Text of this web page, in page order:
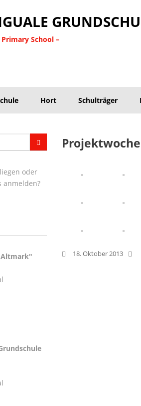
School –
Hort Schulträger
oder
anmelden?
18. Oktober 2013